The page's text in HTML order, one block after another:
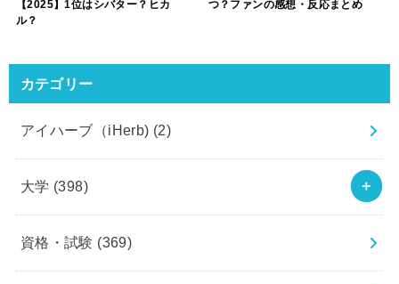
【2025】1位はシバター？ヒカ
ル？
つ？ファンの感想・反応まとめ
カテゴリー
アイハーブ（iHerb) (2)
大学 (398)
資格・試験 (369)